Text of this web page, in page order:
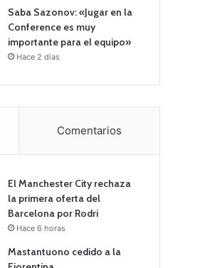
Saba Sazonov: «Jugar en la
Conference es muy
importante para el equipo»
Hace 2 días
Comentarios
El Manchester City rechaza
la primera oferta del
Barcelona por Rodri
Hace 6 horas
Mastantuono cedido a la